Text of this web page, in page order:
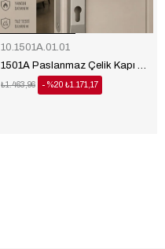
10.1501A.01.01
%20 ₺1.171,17
₺1.463,96